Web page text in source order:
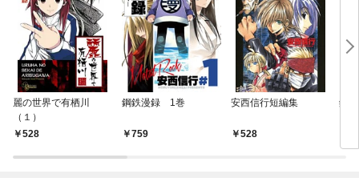
麗の世界で有栖川
（１）
528
鋼鉄漫録 1巻
759
安西信行短編集
528
鋼